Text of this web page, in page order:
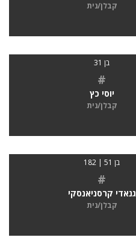
קבלן/נית
בן 31
#
יוסי כץ
קבלן/נית
בן 51 | 182
#
גנאדי קרסניאנסקי
קבלן/נית